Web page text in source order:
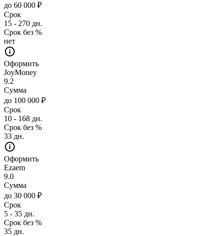
до 60 000 ₽
Срок
15 - 270 дн.
Срок без %
нет
Оформить
JoyMoney
9.2
Сумма
до 100 000 ₽
Срок
10 - 168 дн.
Срок без %
33 дн.
Оформить
Ezaem
9.0
Сумма
до 30 000 ₽
Срок
5 - 35 дн.
Срок без %
35 дн.